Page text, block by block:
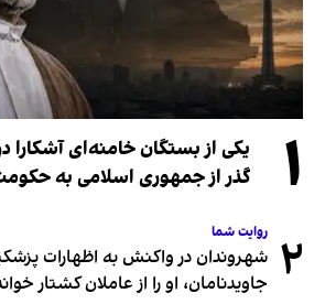
۱
یکی از بستگان خامنه‌ای آشکارا
گذر از جمهوری اسلامی به
۲ روایت شما
شهروندان در واکنش به اظهارات
جاویدنامان، او را از عاملان کشتار